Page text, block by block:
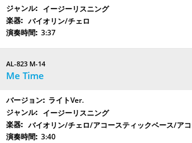
イージーリスニング
バイオリン/チェロ
3:37
AL-823 M-14
Me Time
ライトVer.
イージーリスニング
バイオリン/チェロ/アコースティックベース/ア
3:40